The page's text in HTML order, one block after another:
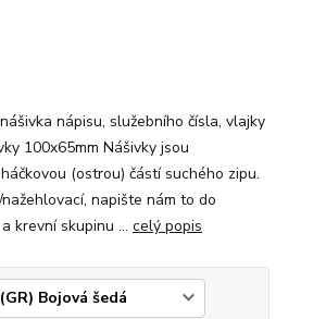
nápisu, služebního čísla, vlajky
100x65mm Nášivky jsou
(ostrou) částí suchého zipu.
napište nám to do
krevní skupinu ... celý popis